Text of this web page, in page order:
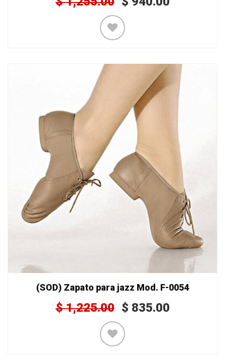
(SOD) Zapato para jazz Mod. F-0054
$1,225.00 $ 835.00